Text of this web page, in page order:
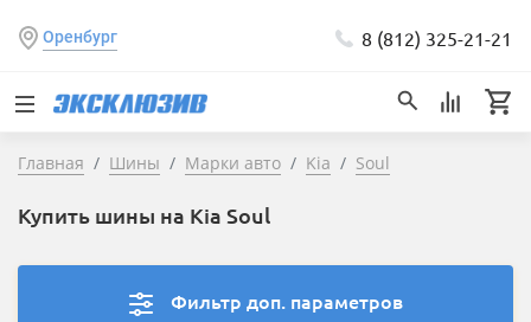
Оренбург 8 (812) 325-21-21
Главная Шины Марки авто Kia Soul
Купить шины на Kia Soul
Фильтр доп. параметров